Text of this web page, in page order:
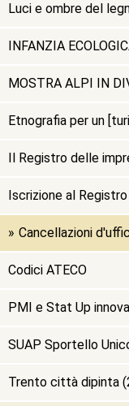
Luci e ombre del
INFANZIA
MOSTRA ALPI IN
Etnografia per un
Il Registro delle
Iscrizione al
Cancellazioni
Codici ATECO
PMI e Stat Up
SUAP Sportello
Trento città dipinta